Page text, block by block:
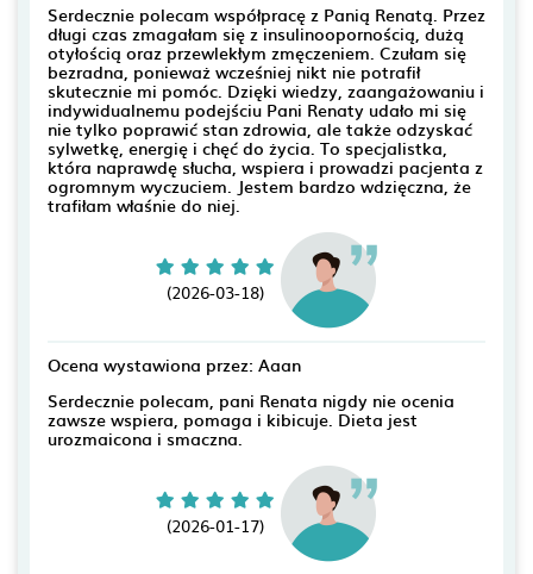
Serdecznie polecam współpracę z Panią Renatą. Przez
długi czas zmagałam się z insulinoopornością, dużą
otyłością oraz przewlekłym zmęczeniem. Czułam się
bezradna, ponieważ wcześniej nikt nie potrafił
skutecznie mi pomóc. Dzięki wiedzy, zaangażowaniu i
indywidualnemu podejściu Pani Renaty udało mi się
nie tylko poprawić stan zdrowia, ale także odzyskać
sylwetkę, energię i chęć do życia. To specjalistka,
która naprawdę słucha, wspiera i prowadzi pacjenta z
ogromnym wyczuciem. Jestem bardzo wdzięczna, że
trafiłam właśnie do niej.
(2026-03-18)
Ocena wystawiona przez: Aaan
Serdecznie polecam, pani Renata nigdy nie ocenia
zawsze wspiera, pomaga i kibicuje. Dieta jest
urozmaicona i smaczna.
(2026-01-17)